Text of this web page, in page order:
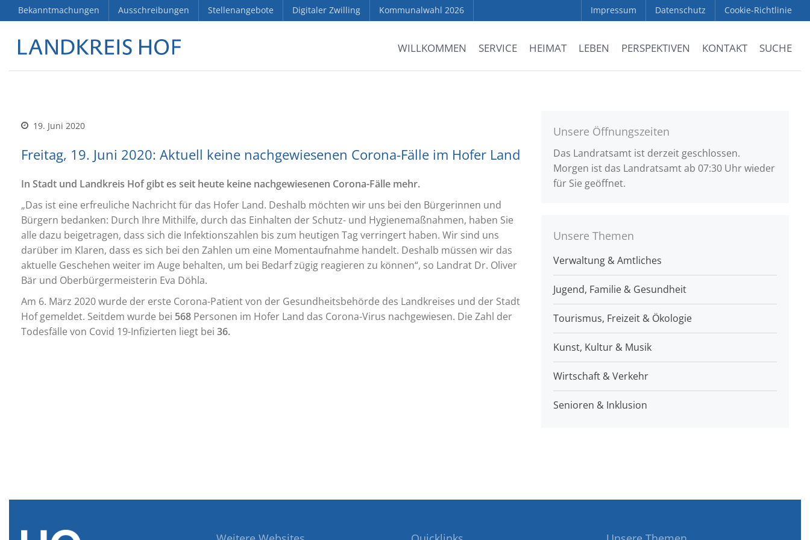
Bekanntmachungen Ausschreibungen Stellenangebote Digitaler Zwilling Kommunalwahl 2026 Impressum Datenschutz Cookie-Richtlinie
WILLKOMMEN SERVICE HEIMAT LEBEN PERSPEKTIVEN KONTAKT SUCHE
19. Juni 2020
Freitag, 19. Juni 2020: Aktuell keine nachgewiesenen Corona-Fälle im Hofer Land
In Stadt und Landkreis Hof gibt es seit heute keine nachgewiesenen Corona-Fälle mehr.
„Das ist eine erfreuliche Nachricht für das Hofer Land. Deshalb möchten wir uns bei den Bürgerinnen und
Bürgern bedanken: Durch Ihre Mithilfe, durch das Einhalten der Schutz- und Hygienemaßnahmen, haben Sie
alle dazu beigetragen, dass sich die Infektionszahlen bis zum heutigen Tag verringert haben. Wir sind uns
darüber im Klaren, dass es sich bei den Zahlen um eine Momentaufnahme handelt. Deshalb müssen wir das
aktuelle Geschehen weiter im Auge behalten, um bei Bedarf zügig reagieren zu können“, so Landrat Dr. Oliver
Bär und Oberbürgermeisterin Eva Döhla.
Am 6. März 2020 wurde der erste Corona-Patient von der Gesundheitsbehörde des Landkreises und der Stadt
Hof gemeldet. Seitdem wurde bei 568 Personen im Hofer Land das Corona-Virus nachgewiesen. Die Zahl der
Todesfälle von Covid 19-Infizierten liegt bei 36.
Unsere Öffnungszeiten
Das Landratsamt ist derzeit geschlossen.
Morgen ist das Landratsamt ab 07:30 Uhr wieder
für Sie geöffnet.
Unsere Themen
Verwaltung & Amtliches
Jugend, Familie & Gesundheit
Tourismus, Freizeit & Ökologie
Kunst, Kultur & Musik
Wirtschaft & Verkehr
Senioren & Inklusion